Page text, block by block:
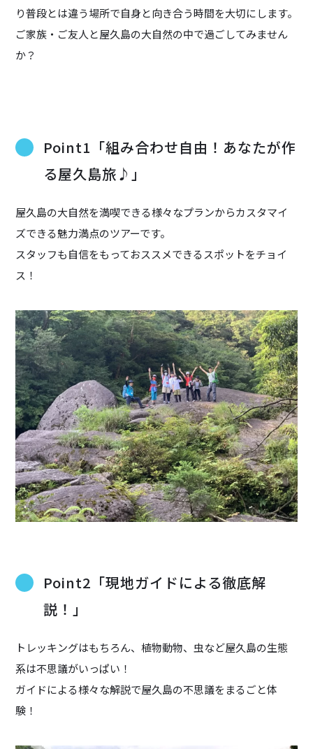
り普段とは違う場所で自身と向き合う時間を大切にします。
ご家族・ご友人と屋久島の大自然の中で過ごしてみません
か？
Point1「組み合わせ自由！あなたが作
る屋久島旅♪」
屋久島の大自然を満喫できる様々なプランからカスタマイ
ズできる魅力満点のツアーです。
スタッフも自信をもっておススメできるスポットをチョイ
ス！
Point2「現地ガイドによる徹底解
説！」
トレッキングはもちろん、植物動物、虫など屋久島の生態
系は不思議がいっぱい！
ガイドによる様々な解説で屋久島の不思議をまるごと体
験！